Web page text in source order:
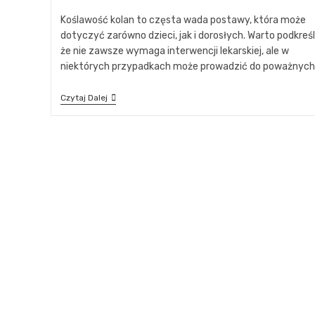
Koślawość kolan to częsta wada postawy, która może
dotyczyć zarówno dzieci, jak i dorosłych. Warto
że nie zawsze wymaga interwencji lekarskiej, ale w
niektórych przypadkach może prowadzić do
Czytaj Dalej